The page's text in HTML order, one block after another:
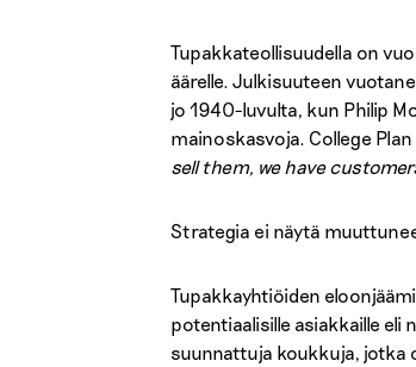
Tupakkateollisuudella on
äärelle. Julkisuuteen
jo 1940-luvulta, kun Philip
mainoskasvoja. College
sell them, we have
Strategia ei näytä
Tupakkayhtiöiden
potentiaalisille asiakkaille eli
suunnattuja koukkuja, jotka